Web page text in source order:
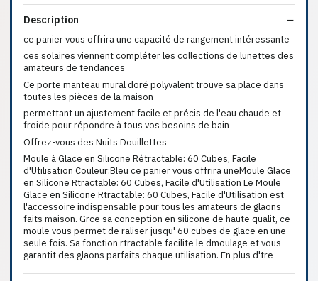
Description
ce panier vous offrira une capacité de rangement intéressante
ces solaires viennent compléter les collections de lunettes des
amateurs de tendances
Ce porte manteau mural doré polyvalent trouve sa place dans
toutes les pièces de la maison
permettant un ajustement facile et précis de l'eau chaude et
froide pour répondre à tous vos besoins de bain
Offrez-vous des Nuits Douillettes
Moule à Glace en Silicone Rétractable: 60 Cubes, Facile
d'Utilisation Couleur:Bleu ce panier vous offrira uneMoule Glace
en Silicone Rtractable: 60 Cubes, Facile d'Utilisation Le Moule
Glace en Silicone Rtractable: 60 Cubes, Facile d'Utilisation est
l'accessoire indispensable pour tous les amateurs de glaons
faits maison. Grce sa conception en silicone de haute qualit, ce
moule vous permet de raliser jusqu' 60 cubes de glace en une
seule fois. Sa fonction rtractable facilite le dmoulage et vous
garantit des glaons parfaits chaque utilisation. En plus d'tre